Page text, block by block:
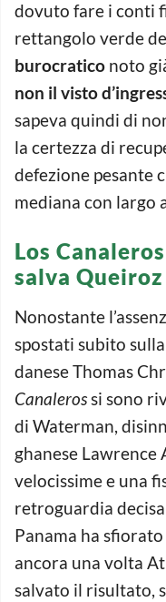
dovuto fare i conti
rettangolo verde
burocratico noto
non il visto
sapeva quindi di
la certezza di
defezione pesante
mediana con largo
Los
salva Queiroz
Nonostante
spostati subito
danese Thomas
Canalerossi sono
di Waterman,
ghanese
velocissime e una
retroguardia
Panama ha
ancora una volta
salvato il risultato,